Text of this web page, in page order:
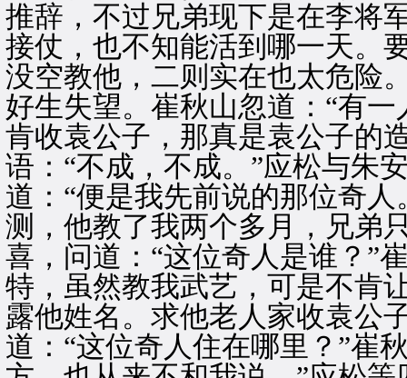
推辞，不过兄弟现下是在李将
接仗，也不知能活到哪一天。
没空教他，二则实在也太危险
好生失望。崔秋山忽道：“有
肯收袁公子，那真是袁公子的
语：“不成，不成。”应松与朱
道：“便是我先前说的那位奇
测，他教了我两个多月，兄弟
喜，问道：“这位奇人是谁？”
特，虽然教我武艺，可是不肯
露他姓名。求他老人家收袁公
道：“这位奇人住在哪里？”崔